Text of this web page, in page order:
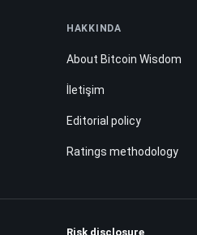
HAKKINDA
About Bitcoin Wisdom
İletişim
Editorial policy
Ratings methodology
Risk disclosure